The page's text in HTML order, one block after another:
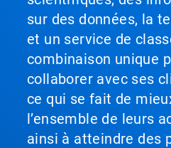
sur des données, la
et un service de
combinaison unique
collaborer avec ses
ce qui se fait de
l’ensemble de leurs
ainsi à atteindre des